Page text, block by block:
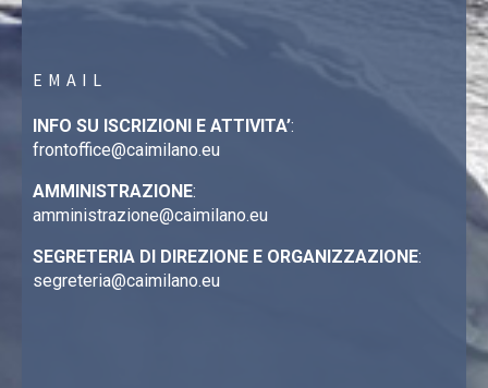
EMAIL
INFO SU ISCRIZIONI E ATTIVITA’:
frontoffice@caimilano.eu
AMMINISTRAZIONE:
amministrazione@caimilano.eu
SEGRETERIA DI DIREZIONE E ORGANIZZAZIONE:
segreteria@caimilano.eu